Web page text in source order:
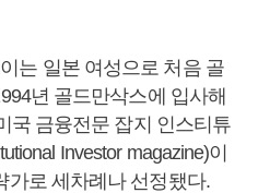
는 일본 여성으로 처음 골
년 골드만삭스에 입사해
국 금융전문 잡지 인스티튜
Investor magazine)이
가로 세차례나 선정됐다.